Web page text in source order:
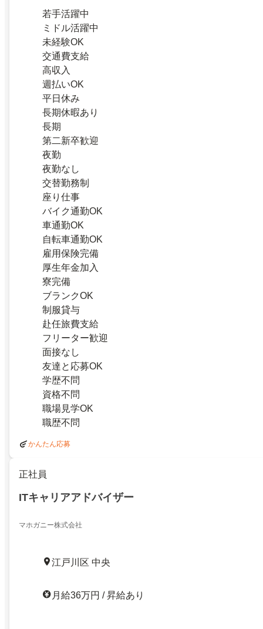
若手活躍中
ミドル活躍中
未経験OK
交通費支給
高収入
週払いOK
平日休み
長期休暇あり
長期
第二新卒歓迎
夜勤
夜勤なし
交替勤務制
座り仕事
バイク通勤OK
車通勤OK
自転車通勤OK
雇用保険完備
厚生年金加入
寮完備
ブランクOK
制服貸与
赴任旅費支給
フリーター歓迎
面接なし
友達と応募OK
学歴不問
資格不問
職場見学OK
職歴不問
かんたん応募
正社員
ITキャリアアドバイザー
マホガニー株式会社
江戸川区 中央
月給36万円 / 昇給あり